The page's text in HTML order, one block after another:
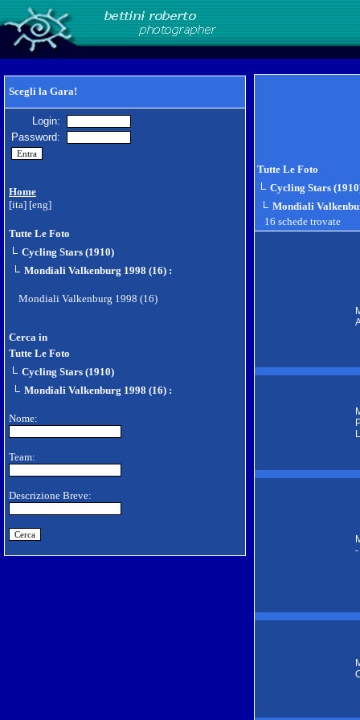
Scegli la Gara!
Login:
Password:
Home
[ita] [eng]
Tutte Le Foto
Cycling Stars (1910)
Mondiali Valkenburg 1998 (16) :
Mondiali Valkenburg 1998 (16)
Cerca in
Tutte Le Foto
Cycling Stars (1910)
Mondiali Valkenburg 1998 (16) :
Nome:
Team:
Descrizione Breve:
Tutte Le Foto
Cycling Stars
Mondiali
16 schede trovate
-